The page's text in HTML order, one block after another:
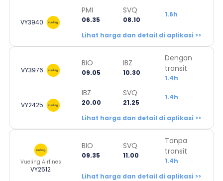
VY3940
PMI
06.35
SVQ
08.10
1.6h
Lihat harga dan detail di aplikasi >>
VY3976
BIO
09.05
IBZ
10.30
Dengan
transit
1.4h
VY2425
IBZ
20.00
SVQ
21.25
1.4h
Lihat harga dan detail di aplikasi >>
Vueling Airlines
VY2512
BIO
09.35
SVQ
11.00
Tanpa
transit
1.4h
Lihat harga dan detail di aplikasi >>